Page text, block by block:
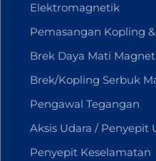
Elektromagnetik
Pemasangan Kopling
Brek Daya Mati
Brek/Kopling Serbuk
Pengawal Tegangan
Aksis Udara / Penyepit
Penyepit Keselamatan